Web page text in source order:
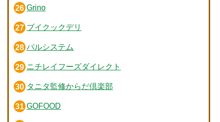
Grino
ブイクックデリ
パルシステム
ニチレイフーズダイレクト
タニタ監修からだ倶楽部
GOFOOD